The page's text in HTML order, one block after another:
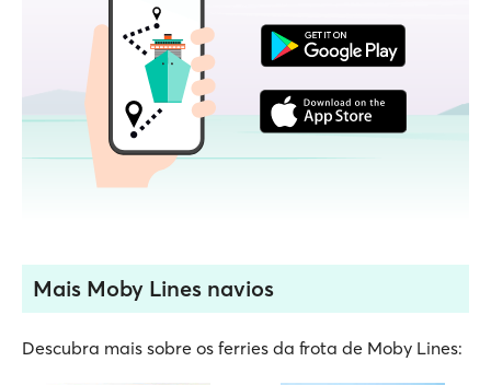
Mais Moby Lines navios
Descubra mais sobre os ferries da frota de Moby Lines: